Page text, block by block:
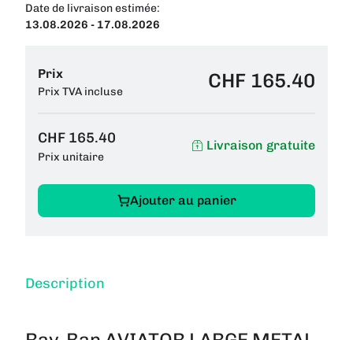
Date de livraison estimée:
13.08.2026 - 17.08.2026
Prix
Prix TVA incluse CHF 165.40
CHF 165.40
Prix unitaire
Livraison gratuite
Ajouter au panier
Description